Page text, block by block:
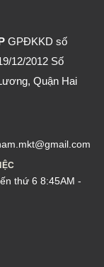
GPĐKKD số
12/2012 Số
Quận Hai
thứ 6 8:45AM -